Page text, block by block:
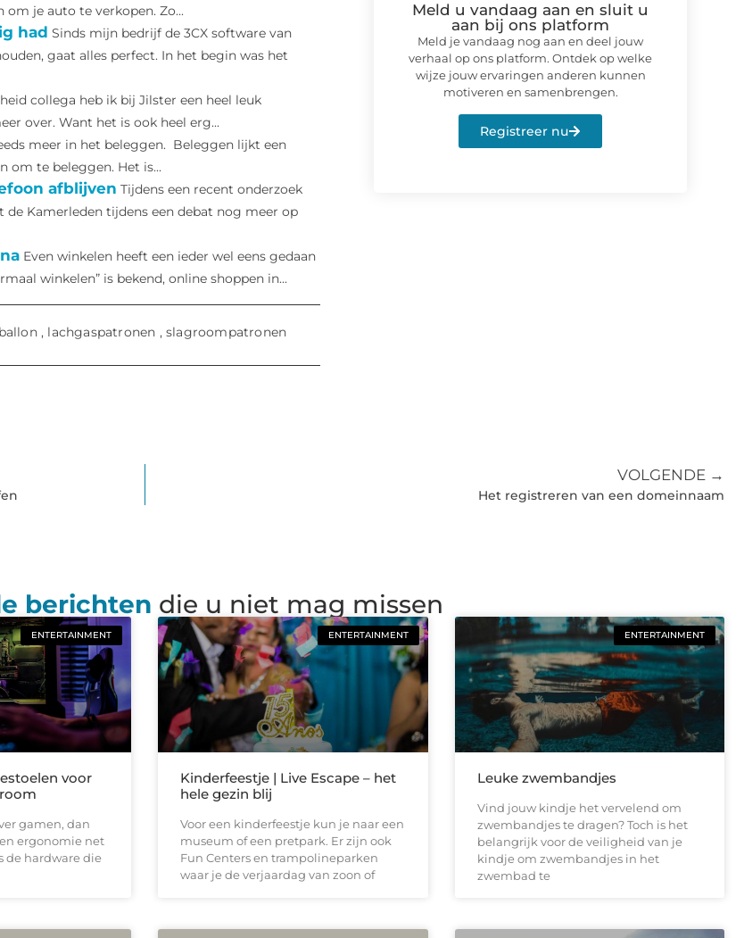
je auto te verkopen. Zo...
had Sinds mijn bedrijf de 3CX software van
gaat alles perfect. In het begin was het
collega heb ik bij Jilster een heel leuk
over. Want het is ook heel erg...
meer in het beleggen. Beleggen lijkt een
om te beleggen. Het is...
afblijven Tijdens een recent onderzoek
Kamerleden tijdens een debat nog meer op
Even winkelen heeft een ieder wel eens gedaan
winkelen” is bekend, online shoppen in...
, lachgaspatronen , slagroompatronen
Meld u vandaag aan en sluit u
aan bij ons platform
Meld je vandaag nog aan en deel jouw
verhaal op ons platform. Ontdek op welke
wijze jouw ervaringen anderen kunnen
motiveren en samenbrengen.
Registreer nu
VOLGENDE →
Het registreren van een domeinnaam
berichten die u niet mag missen
ENTERTAINMENT
voor
gamen, dan
ergonomie net
de hardware die
ENTERTAINMENT
Kinderfeestje | Live Escape – het
hele gezin blij
Voor een kinderfeestje kun je naar een
museum of een pretpark. Er zijn ook
Fun Centers en trampolineparken
waar je de verjaardag van zoon of
ENTERTAINMENT
Leuke zwembandjes
Vind jouw kindje het vervelend om
zwembandjes te dragen? Toch is het
belangrijk voor de veiligheid van je
kindje om zwembandjes in het
zwembad te